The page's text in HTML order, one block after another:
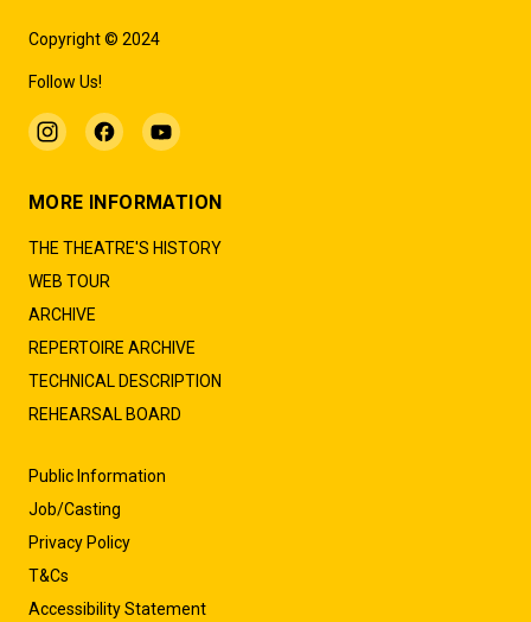
Copyright © 2024
Follow Us!
MORE INFORMATION
THE THEATRE'S HISTORY
WEB TOUR
ARCHIVE
REPERTOIRE ARCHIVE
TECHNICAL DESCRIPTION
REHEARSAL BOARD
Public Information
Job/Casting
Privacy Policy
T&Cs
Accessibility Statement